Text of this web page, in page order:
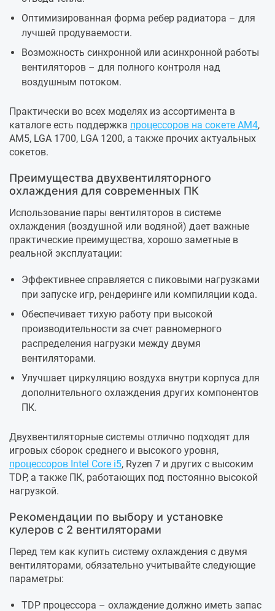
Оптимизированная форма ребер радиатора – для
лучшей продуваемости.
Возможность синхронной или асинхронной работы
вентиляторов – для полного контроля над
воздушным потоком.
Практически во всех моделях из ассортимента в
каталоге есть поддержка процессоров на сокете AM4,
AM5, LGA 1700, LGA 1200, а также прочих актуальных
сокетов.
Преимущества двухвентиляторного
охлаждения для современных ПК
Использование пары вентиляторов в системе
охлаждения (воздушной или водяной) дает важные
практические преимущества, хорошо заметные в
реальной эксплуатации:
Эффективнее справляется с пиковыми нагрузками
при запуске игр, рендеринге или компиляции кода.
Обеспечивает тихую работу при высокой
производительности за счет равномерного
распределения нагрузки между двумя
вентиляторами.
Улучшает циркуляцию воздуха внутри корпуса для
дополнительного охлаждения других компонентов
ПК.
Двухвентиляторные системы отлично подходят для
игровых сборок среднего и высокого уровня,
процессоров Intel Core i5, Ryzen 7 и других с высоким
TDP, а также ПК, работающих под постоянно высокой
нагрузкой.
Рекомендации по выбору и установке
кулеров с 2 вентиляторами
Перед тем как купить систему охлаждения с двумя
вентиляторами, обязательно учитывайте следующие
параметры:
TDP процессора – охлаждение должно иметь запас